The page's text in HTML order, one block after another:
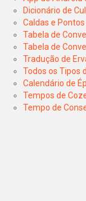
Dicionário de
Caldas e
Tabela de
Tabela de
Tradução de
Todos os Tipos
Calendário de
Tempos de
Tempo de